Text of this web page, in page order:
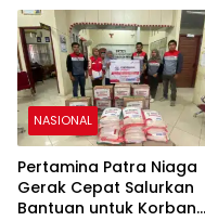
NASIONAL
Pertamina Patra Niaga
Gerak Cepat Salurkan
Bantuan untuk Korban